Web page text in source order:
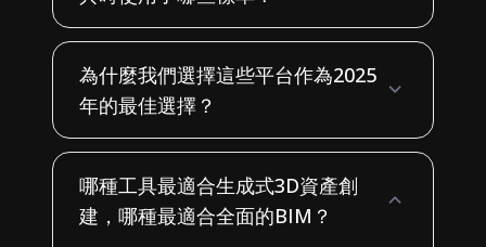
為什麼我們選擇這些平台作為2025
年的最佳選擇？
哪種工具最適合生成式3D資產創
建，哪種最適合全面的BIM？